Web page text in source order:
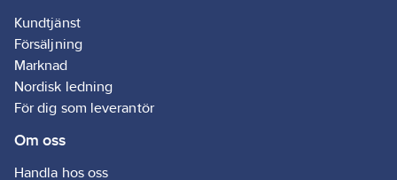
Kundtjänst
Försäljning
Marknad
Nordisk ledning
För dig som leverantör
Om oss
Handla hos oss